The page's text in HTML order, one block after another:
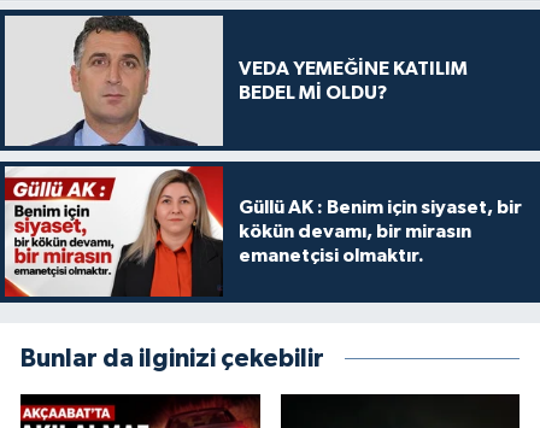
VEDA YEMEĞİNE KATILIM
BEDEL Mİ OLDU?
Güllü AK : Benim için siyaset, bir
kökün devamı, bir mirasın
emanetçisi olmaktır.
Bunlar da ilginizi çekebilir